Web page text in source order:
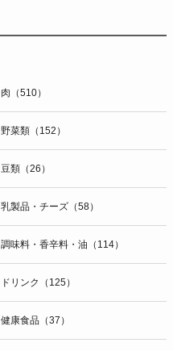
肉（510）
野菜類（152）
豆類（26）
乳製品・チーズ（58）
調味料・香辛料・油（114）
ドリンク（125）
健康食品（37）